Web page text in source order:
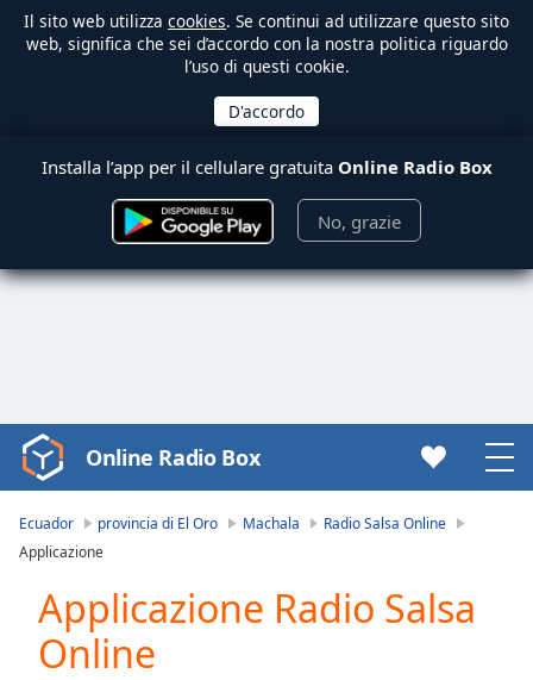
Il sito web utilizza cookies. Se continui ad utilizzare questo sito
web, significa che sei d’accordo con la nostra politica riguardo
l’uso di questi cookie.
Installa l’app per il cellulare gratuita Online Radio Box
No, grazie
Video
Player
loading.
Video
Play
Skip
Backward
Online Radio Box
Ecuador provincia di El Oro Machala
Radio Salsa Online
Applicazione
Applicazione Radio Salsa
Online